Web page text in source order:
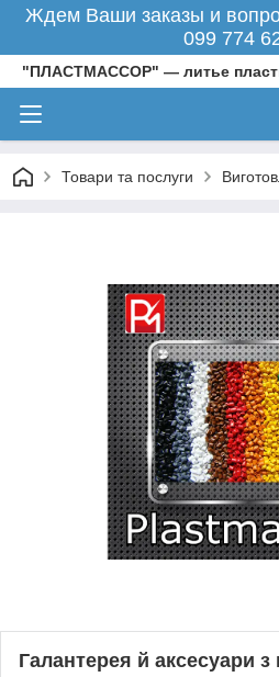
Ждем Ваши заказы и
099 774
"ПЛАСТМАССОР" — литье
Товари та послуги
Галантерея й аксесуари